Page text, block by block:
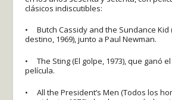
clásicos indiscutibles:
• Butch Cassidy and the Sundance Kid
destino, 1969), junto a Paul Newman.
• The Sting (El golpe, 1973), que ganó
película.
• All the President’s Men (Todos los